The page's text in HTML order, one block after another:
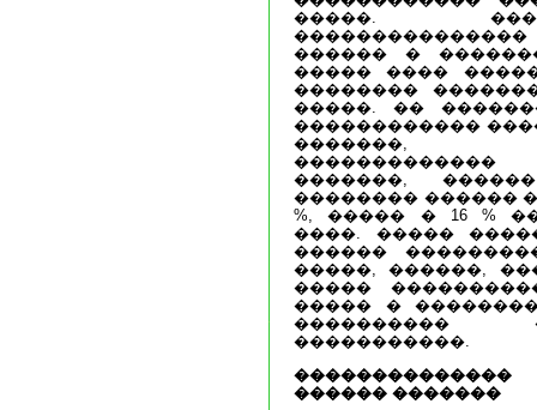
�����.
������ �
����� ����
��������
�����. ��
������������
�������,
�������,
�������� ������
%, ����� � 16 %
����. �����
������
�����, ������,
�����
����� �
����������
�����������.
������ �������